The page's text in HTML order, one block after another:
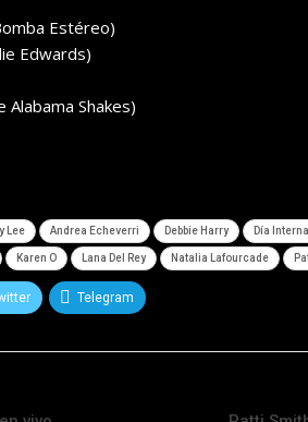
Estéreo)
Edwards)
Shakes)
Lee Andrea Echeverri Debbie Harry Día
Karen O Lana Del Rey Natalia Lafourcade
Telegram